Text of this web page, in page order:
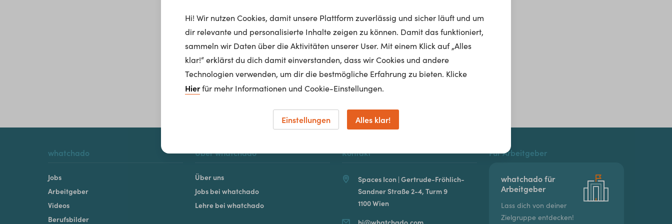
Homepage
whatchado
Jobs
Arbeitgeber
Videos
Berufsbilder
Über whatchado
Über uns
Jobs bei whatchado
Lehre bei whatchado
Kontakt
Spaces Icon | Gertrude-Fröhlich-
Sandner Straße 2-4, Turm 9
1100 Wien
hi@whatchado.com
Für Arbeitgeber
whatchado für
Arbeitgeber
Lass dich von deiner
Zielgruppe entdecken!
Hi! Wir nutzen Cookies, damit unsere Plattform zuverlässig und sicher läuft und um
dir relevante und personalisierte Inhalte zeigen zu können. Damit das funktioniert,
sammeln wir Daten über die Aktivitäten unserer User. Mit einem Klick auf „Alles
klar!“ erklärst du dich damit einverstanden, dass wir Cookies und andere
Technologien verwenden, um dir die bestmögliche Erfahrung zu bieten. Klicke
Hierfür mehr Informationen und Cookie-Einstellungen.
Einstellungen Alles klar!